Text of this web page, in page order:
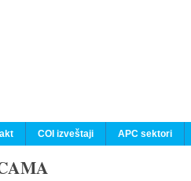
APC sektori
COI izveštaji